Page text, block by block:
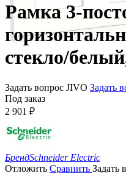
Рамка 3-
стекло/
Задать вопрос JIVO Задать
Под заказ
2 901 ₽
БрендSchneider Electric
Отложить Сравнить Задать